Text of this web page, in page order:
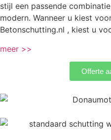
stijl een passende
modern. Wanneer u kiest
Betonschutting.nl , kiest u
meer >>
Offerte